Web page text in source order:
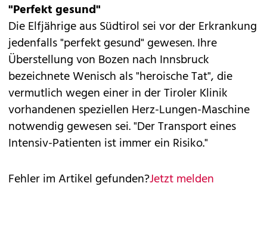
"Perfekt gesund"
Die Elfjährige aus Südtirol sei vor der Erkrankung
jedenfalls "perfekt gesund" gewesen. Ihre
Überstellung von Bozen nach Innsbruck
bezeichnete Wenisch als "heroische Tat", die
vermutlich wegen einer in der Tiroler Klinik
vorhandenen speziellen Herz-Lungen-Maschine
notwendig gewesen sei. "Der Transport eines
Intensiv-Patienten ist immer ein Risiko."
Fehler im Artikel gefunden?Jetzt melden